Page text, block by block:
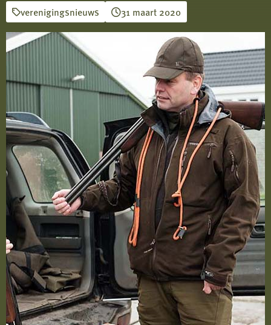
verenigingsnieuws 31 maart 2020